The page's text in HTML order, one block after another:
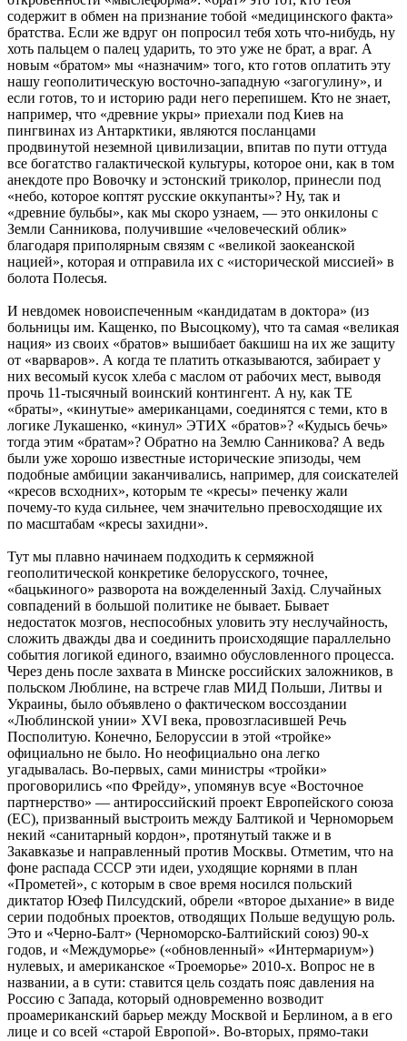
содержит в обмен на признание тобой «медицинского факта»
братства. Если же вдруг он попросил тебя хоть что-нибудь, ну
хоть пальцем о палец ударить, то это уже не брат, а враг. А
новым «братом» мы «назначим» того, кто готов оплатить эту
нашу геополитическую восточно-западную «загогулину», и
если готов, то и историю ради него перепишем. Кто не знает,
например, что «древние укры» приехали под Киев на
пингвинах из Антарктики, являются посланцами
продвинутой неземной цивилизации, впитав по пути оттуда
все богатство галактической культуры, которое они, как в том
анекдоте про Вовочку и эстонский триколор, принесли под
«небо, которое коптят русские оккупанты»? Ну, так и
«древние бульбы», как мы скоро узнаем, — это онкилоны с
Земли Санникова, получившие «человеческий облик»
благодаря приполярным связям с «великой заокеанской
нацией», которая и отправила их с «исторической миссией» в
болота Полесья.
И невдомек новоиспеченным «кандидатам в доктора» (из
больницы им. Кащенко, по Высоцкому), что та самая «великая
нация» из своих «братов» вышибает бакшиш на их же защиту
от «варваров». А когда те платить отказываются, забирает у
них весомый кусок хлеба с маслом от рабочих мест, выводя
прочь 11-тысячный воинский контингент. А ну, как ТЕ
«браты», «кинутые» американцами, соединятся с теми, кто в
логике Лукашенко, «кинул» ЭТИХ «братов»? «Кудысь бечь»
тогда этим «братам»? Обратно на Землю Санникова? А ведь
были уже хорошо известные исторические эпизоды, чем
подобные амбиции заканчивались, например, для соискателей
«кресов всходних», которым те «кресы» печенку жали
почему-то куда сильнее, чем значительно превосходящие их
по масштабам «кресы захидни».
Тут мы плавно начинаем подходить к сермяжной
геополитической конкретике белорусского, точнее,
«бацькиного» разворота на вожделенный Захiд. Случайных
совпадений в большой политике не бывает. Бывает
недостаток мозгов, неспособных уловить эту неслучайность,
сложить дважды два и соединить происходящие параллельно
события логикой единого, взаимно обусловленного процесса.
Через день после захвата в Минске российских заложников, в
польском Люблине, на встрече глав МИД Польши, Литвы и
Украины, было объявлено о фактическом воссоздании
«Люблинской унии» XVI века, провозгласившей Речь
Посполитую. Конечно, Белоруссии в этой «тройке»
официально не было. Но неофициально она легко
угадывалась. Во-первых, сами министры «тройки»
проговорились «по Фрейду», упомянув всуе «Восточное
партнерство» — антироссийский проект Европейского союза
(ЕС), призванный выстроить между Балтикой и Черноморьем
некий «санитарный кордон», протянутый также и в
Закавказье и направленный против Москвы. Отметим, что на
фоне распада СССР эти идеи, уходящие корнями в план
«Прометей», с которым в свое время носился польский
диктатор Юзеф Пилсудский, обрели «второе дыхание» в виде
серии подобных проектов, отводящих Польше ведущую роль.
Это и «Черно-Балт» (Черноморско-Балтийский союз) 90-х
годов, и «Междуморье» («обновленный» «Интермариум»)
нулевых, и американское «Троеморье» 2010-х. Вопрос не в
названии, а в сути: ставится цель создать пояс давления на
Россию с Запада, который одновременно возводит
проамериканский барьер между Москвой и Берлином, а в его
лице и со всей «старой Европой». Во-вторых, прямо-таки